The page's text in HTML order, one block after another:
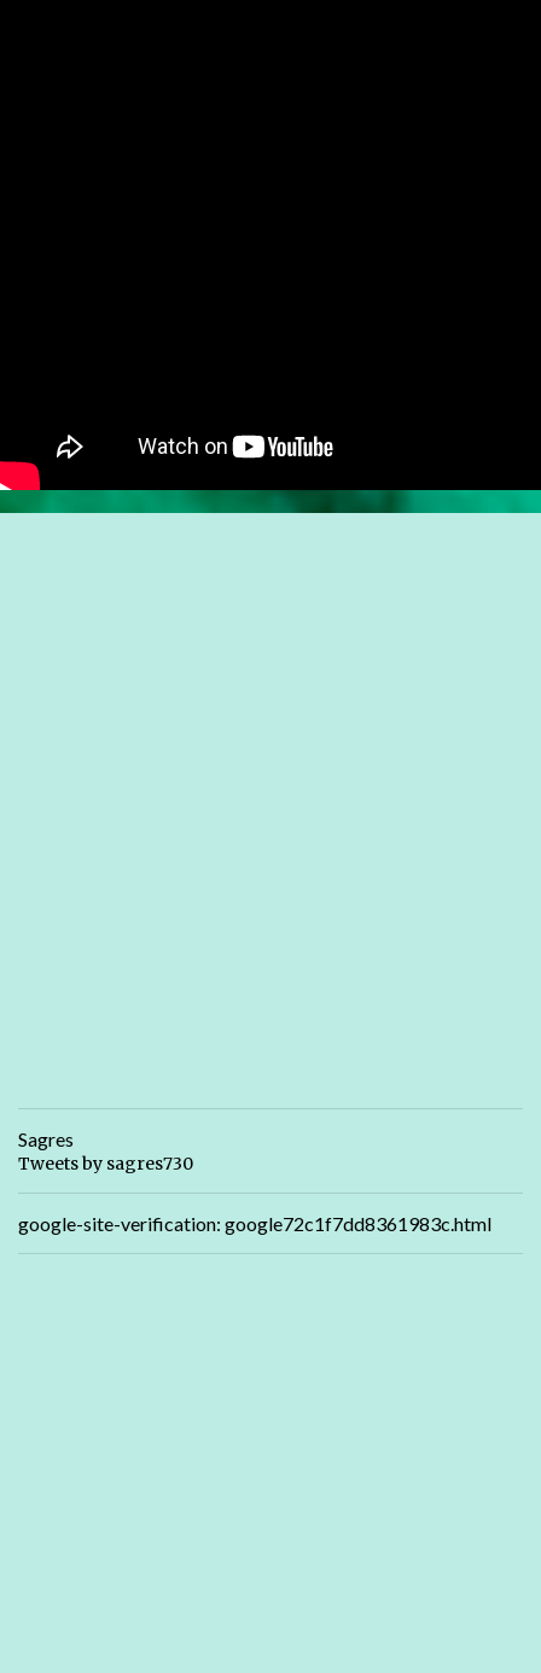
Sagres
Tweets by sagres730
google-site-verification: google72c1f7dd8361983c.html